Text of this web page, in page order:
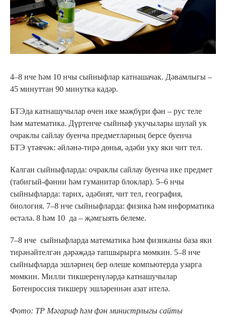
4–8 нче һәм 10 нчы сыйныфлар катнашачак. Дәвамлыгы –
45 минуттан 90 минутка кадәр.
БТЭда катнашучылар өчен ике мәҗбүри фән – рус теле
һәм математика. Дүртенче сыйныф укучылары шулай ук
очраклы сайлау буенча предметларның берсе буенча
БТЭ үтәячәк: әйләнә-тирә дөнья, әдәби уку яки чит тел.
Калган сыйныфларда: очраклы сайлау буенча ике предмет
(табигый-фәнни һәм гуманитар блоклар). 5–6 нчы
сыйныфларда: тарих, әдәбият, чит тел, география,
биология. 7–8 нче сыйныфларда: физика һәм информатика
өстәлә. 8 һәм 10 да – җәмгыять белеме.
7–8 нче сыйныфларда математика һәм физиканы база яки
тирәнәйтелгән дәрәҗәдә тапшырырга мөмкин. 5–8 нче
сыйныфларда эшләрнең бер өлеше компьютерда узарга
мөмкин. Милли тикшеренүләрдә катнашучылар
Бөтенроссия тикшерү эшләреннән азат ителә.
Фото: ТР Мәгариф һәм фән министрлыгы сайты